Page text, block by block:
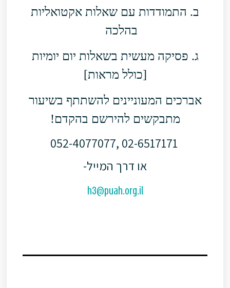
ב. התמודדות עם שאלות אקטואליות
בהלכה
ג. פסיקה מעשית בשאלות יום יומיות
[כולל מראות]
אברכים המעוניינים להשתתף בשיעור
מתבקשים להירשם בהקדם!
או דרך המייל-
h3@puah.org.il